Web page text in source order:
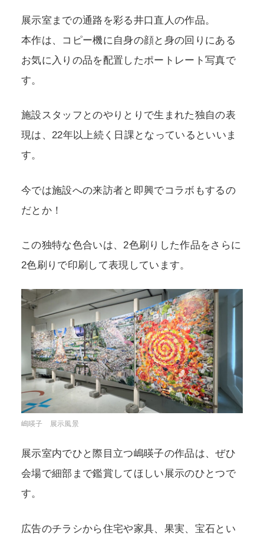
展示室までの通路を彩る井口直人の作品。
本作は、コピー機に自身の顔と身の回りにある
お気に入りの品を配置したポートレート写真で
す。
施設スタッフとのやりとりで生まれた独自の表
現は、22年以上続く日課となっているといいま
す。
今では施設への来訪者と即興でコラボもするの
だとか！
この独特な色合いは、2色刷りした作品をさらに
2色刷りで印刷して表現しています。
嶋暎子 展示風景
展示室内でひと際目立つ嶋暎子の作品は、ぜひ
会場で細部まで鑑賞してほしい展示のひとつで
す。
広告のチラシから住宅や家具、果実、宝石とい